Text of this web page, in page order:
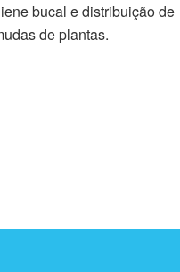
bucal e distribuição de
de plantas.